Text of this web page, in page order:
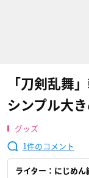
「刀剣乱舞
シンプル大
グッズ
1
ライター：にじめん